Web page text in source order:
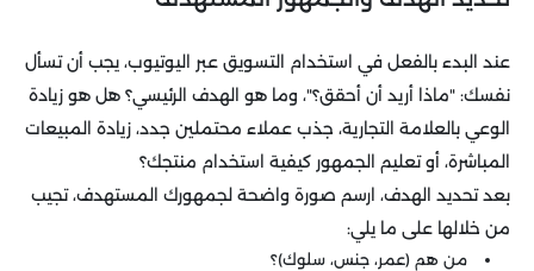
عند البدء بالفعل في استخدام التسويق عبر اليوتيوب، يجب أن تسأل
نفسك: "ماذا أريد أن أحقق؟"، وما هو الهدف الرئيسي؟ هل هو زيادة
الوعي بالعلامة التجارية، جذب عملاء محتملين جدد، زيادة المبيعات
المباشرة، أو تعليم الجمهور كيفية استخدام منتجك؟
بعد تحديد الهدف، ارسم صورة واضحة لجمهورك المستهدف، تجيب
من خلالها على ما يلي:
من هم (عمر، جنس، سلوك)؟